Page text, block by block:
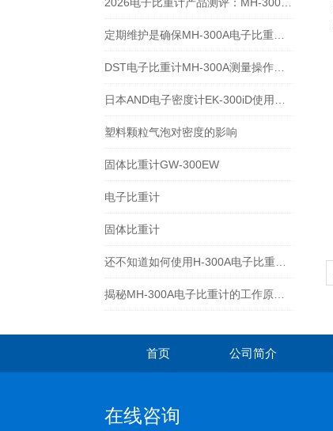
塑料颗粒气泡对密度的影响
固体比重计GW-300EW
电子比重计
固体比重计
首页 公司简介
在线咨询